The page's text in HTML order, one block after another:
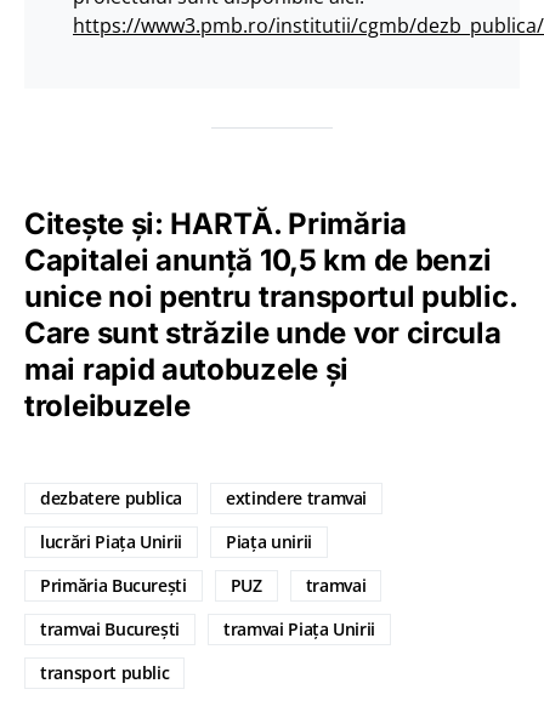
https://www3.pmb.ro/institutii/cgmb/
Citește și: HARTĂ. Primăria
Capitalei anunță 10,5 km de benzi
unice noi pentru transportul public.
Care sunt străzile unde vor circula
mai rapid autobuzele și
troleibuzele
dezbatere publica
extindere tramvai
lucrări Piața Unirii
Piața unirii
Primăria București
PUZ
tramvai
tramvai București
tramvai Piața Unirii
transport public